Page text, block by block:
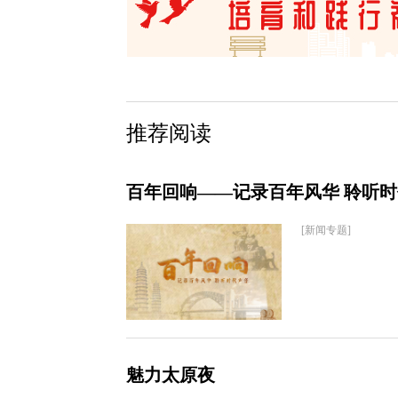
推荐阅读
百年回响——记录百年风华 聆听
[新闻专题]
魅力太原夜